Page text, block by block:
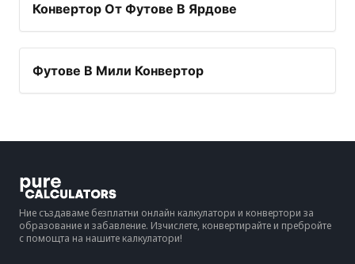
Конвертор От Футове В Ярдове
Футове В Мили Конвертор
Ние създаваме безплатни онлайн калкулатори и конвертори за
образование и забавление. Изчислете, конвертирайте и пребройте
с помощта на нашите калкулатори!